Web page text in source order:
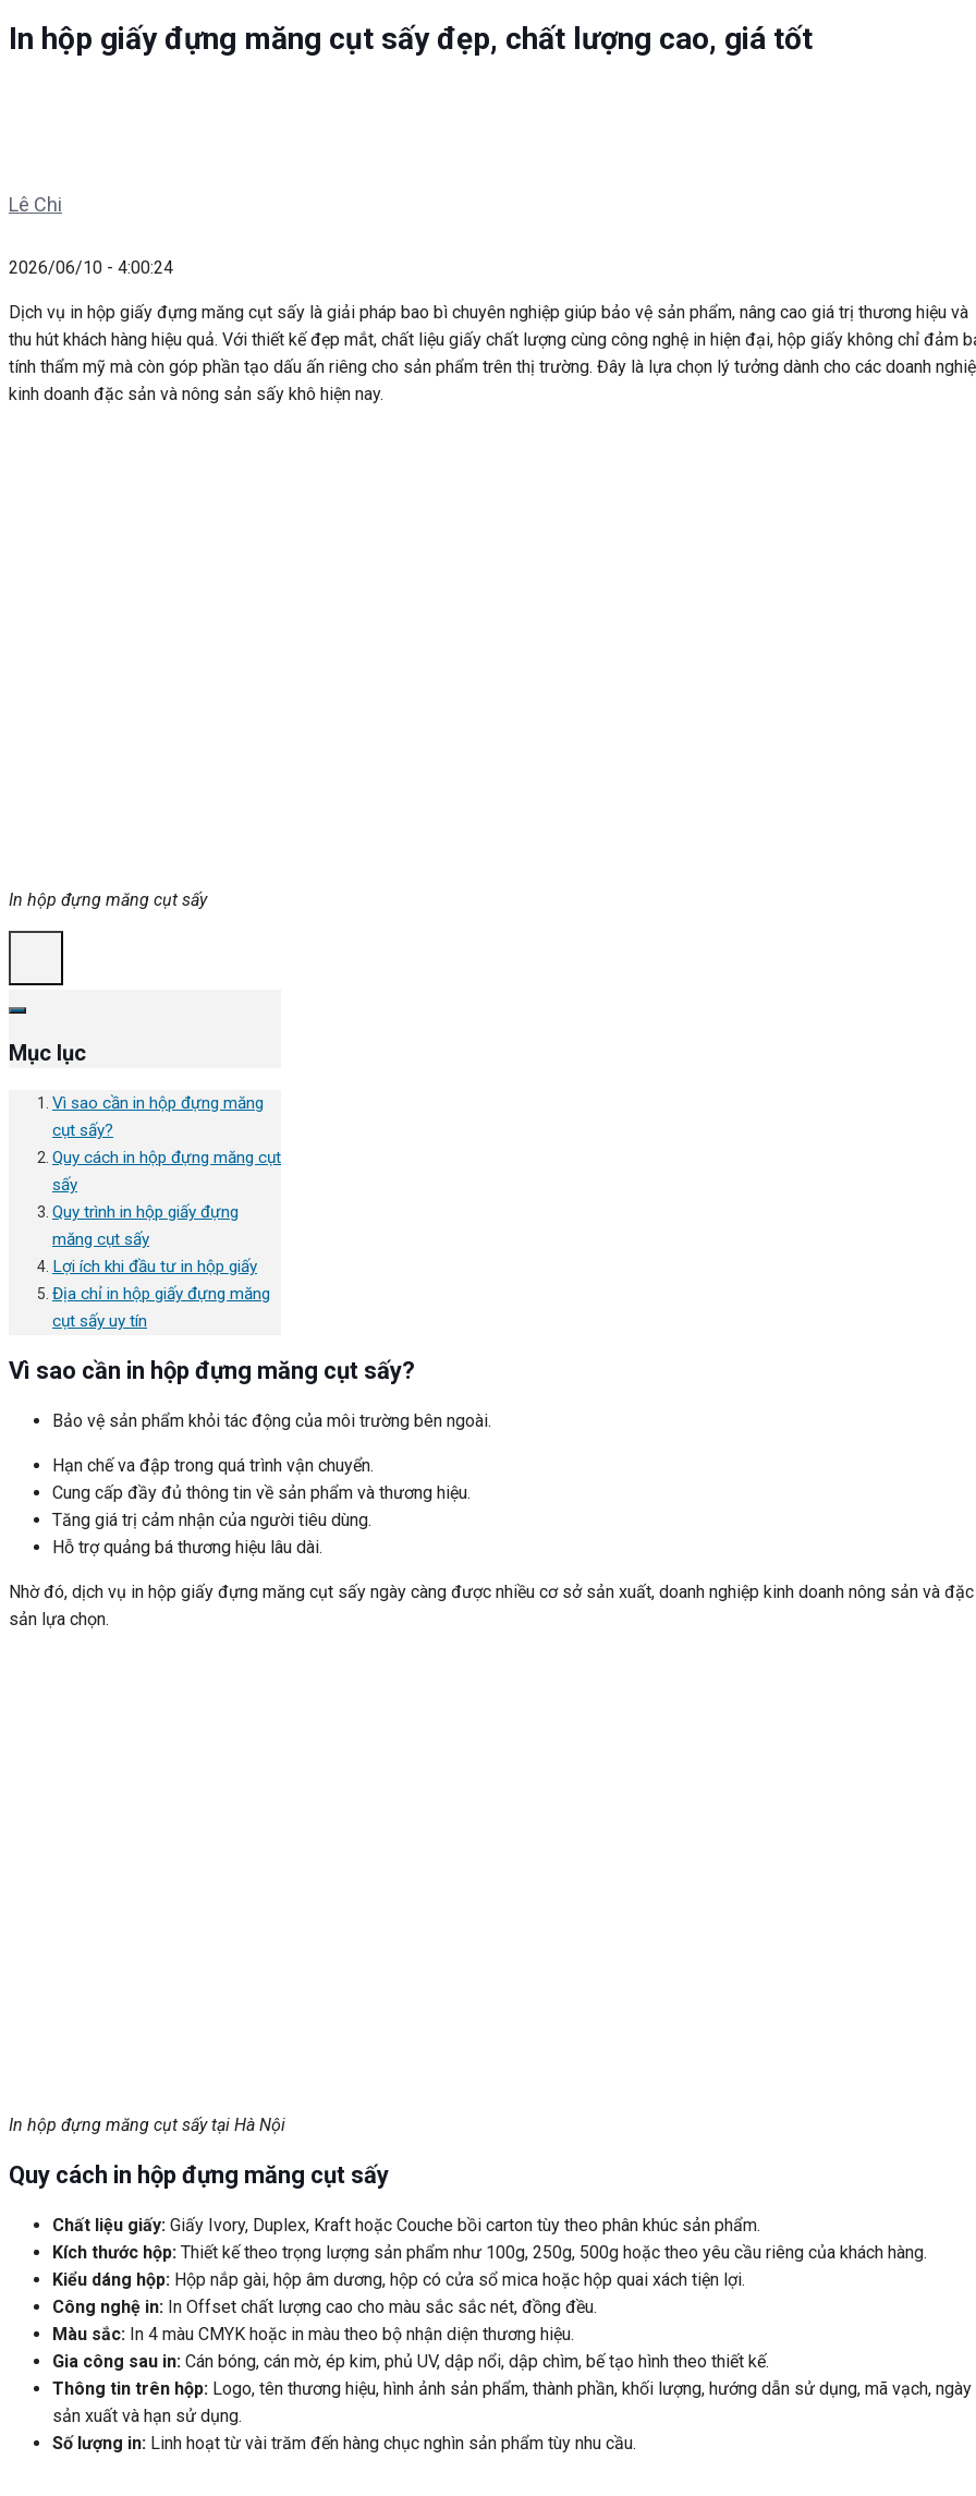
In hộp giấy đựng măng cụt sấy đẹp, chất lượng cao, giá tốt
Lê Chi
2026/06/10 - 4:00:24
Dịch vụ in hộp giấy đựng măng cụt sấy là giải pháp bao bì chuyên nghiệp giúp bảo vệ sản phẩm, nâng cao giá trị thương hiệu và
thu hút khách hàng hiệu quả. Với thiết kế đẹp mắt, chất liệu giấy chất lượng cùng công nghệ in hiện đại, hộp giấy không chỉ đảm
tính thẩm mỹ mà còn góp phần tạo dấu ấn riêng cho sản phẩm trên thị trường. Đây là lựa chọn lý tưởng dành cho các doanh
kinh doanh đặc sản và nông sản sấy khô hiện nay.
In hộp đựng măng cụt sấy
Mục lục
Vì sao cần in hộp đựng măng
cụt sấy?
Quy cách in hộp đựng măng cụt
sấy
Quy trình in hộp giấy đựng
măng cụt sấy
Lợi ích khi đầu tư in hộp giấy
Địa chỉ in hộp giấy đựng măng
cụt sấy uy tín
Vì sao cần in hộp đựng măng cụt sấy?
Bảo vệ sản phẩm khỏi tác động của môi trường bên ngoài.
Hạn chế va đập trong quá trình vận chuyển.
Cung cấp đầy đủ thông tin về sản phẩm và thương hiệu.
Tăng giá trị cảm nhận của người tiêu dùng.
Hỗ trợ quảng bá thương hiệu lâu dài.
Nhờ đó, dịch vụ in hộp giấy đựng măng cụt sấy ngày càng được nhiều cơ sở sản xuất, doanh nghiệp kinh doanh nông sản và đặc
sản lựa chọn.
In hộp đựng măng cụt sấy tại Hà Nội
Quy cách in hộp đựng măng cụt sấy
Chất liệu giấy: Giấy Ivory, Duplex, Kraft hoặc Couche bồi carton tùy theo phân khúc sản phẩm.
Kích thước hộp: Thiết kế theo trọng lượng sản phẩm như 100g, 250g, 500g hoặc theo yêu cầu riêng của khách hàng.
Kiểu dáng hộp: Hộp nắp gài, hộp âm dương, hộp có cửa sổ mica hoặc hộp quai xách tiện lợi.
Công nghệ in: In Offset chất lượng cao cho màu sắc sắc nét, đồng đều.
Màu sắc: In 4 màu CMYK hoặc in màu theo bộ nhận diện thương hiệu.
Gia công sau in: Cán bóng, cán mờ, ép kim, phủ UV, dập nổi, dập chìm, bế tạo hình theo thiết kế.
Thông tin trên hộp: Logo, tên thương hiệu, hình ảnh sản phẩm, thành phần, khối lượng, hướng dẫn sử dụng, mã vạch, ngày
sản xuất và hạn sử dụng.
Số lượng in: Linh hoạt từ vài trăm đến hàng chục nghìn sản phẩm tùy nhu cầu.